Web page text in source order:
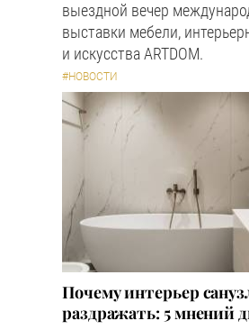
выездной вечер
выставки мебели,
и искусства ARTDOM.
#НОВОСТИ
Почему интерьер
раздражать: 5 мнений